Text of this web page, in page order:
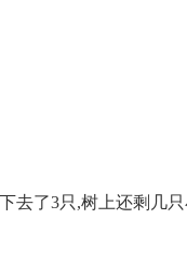
去了3只,树上还剩几